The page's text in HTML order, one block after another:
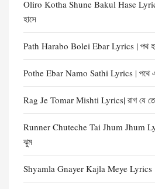
Oliro Kotha Shune Bakul Hase
হাসে
Path Harabo Bolei Ebar Lyrics | পথ
Pothe Ebar Namo Sathi Lyrics | পথে
Rag Je Tomar Mishti Lyrics| রাগ যে
Runner Chuteche Tai Jhum Jhum
ঝুম
Shyamla Gnayer Kajla Meye Lyrics |